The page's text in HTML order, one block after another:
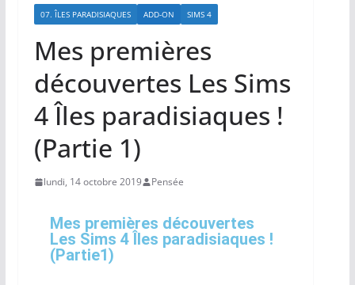
07. ÎLES PARADISIAQUES ADD-ON SIMS 4
Mes premières
découvertes Les Sims
4 Îles paradisiaques !
(Partie 1)
lundi, 14 octobre 2019 Pensée
Mes premières découvertes
Les Sims 4 Îles paradisiaques !
(Partie1)